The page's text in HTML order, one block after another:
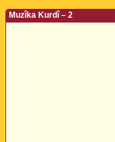
Muzîka Kurdî – 2